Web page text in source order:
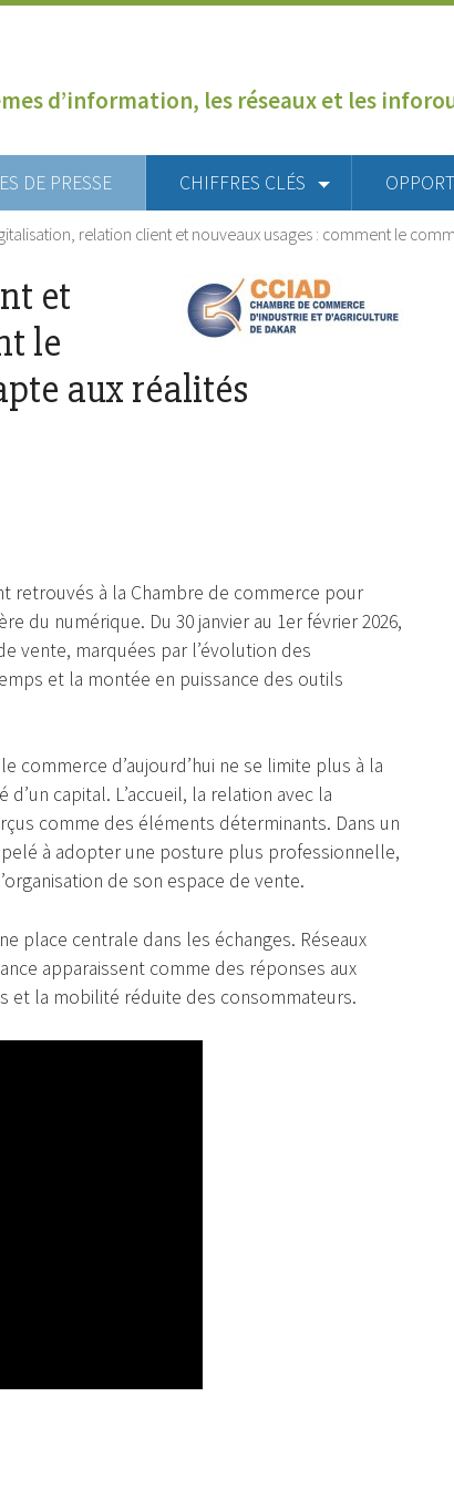
d’information, les réseaux et les
DE PRESSE CHIFFRES CLÉS
relation client et nouveaux usages : comment le
et
le
aux réalités
retrouvés à la Chambre de commerce pour
du numérique. Du 30 janvier au 1er février 2026,
vente, marquées par l’évolution des
et la montée en puissance des outils
commerce d’aujourd’hui ne se limite plus à la
capital. L’accueil, la relation avec la
comme des éléments déterminants. Dans un
à adopter une posture plus professionnelle,
de son espace de vente.
place centrale dans les échanges. Réseaux
apparaissent comme des réponses aux
et la mobilité réduite des consommateurs.